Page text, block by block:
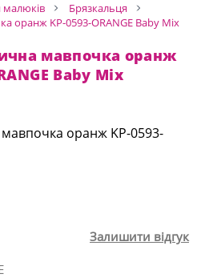
малюків
Брязкальця
оранж KP-0593-ORANGE Baby Mix
мавпочка оранж
Baby Mix
Залишити відгук